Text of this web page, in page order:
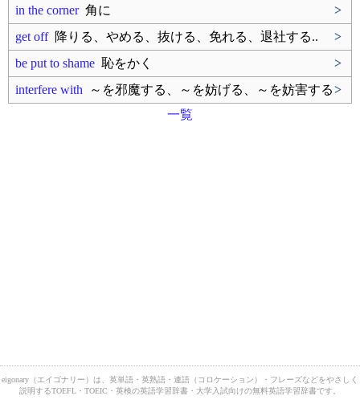
in the corner角に
>
get off降りる、やめる、抜ける、免れる、退社する..
>
be put to shame 恥をかく
>
interfere with ～を邪魔する、～を妨げる、～を妨害する>
一覧
eigonary（エイゴナリー）は、英単語・英熟語・連語（コロケーション）・フレーズなどをやさしく
説明するTOEFL・TOEIC・英検の英語学習辞書・大学入試向けの無料英語学習辞書です。